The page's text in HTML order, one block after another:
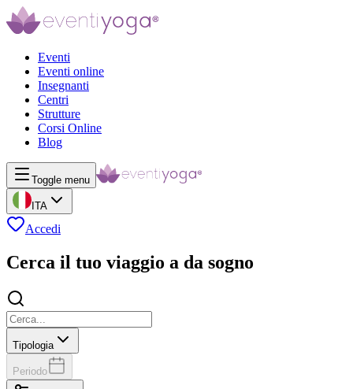
Eventi
Eventi online
Insegnanti
Centri
Strutture
Corsi Online
Blog
Toggle menu
ITA
Accedi
Cerca il tuo viaggio a da sogno
Tipologia
Periodo